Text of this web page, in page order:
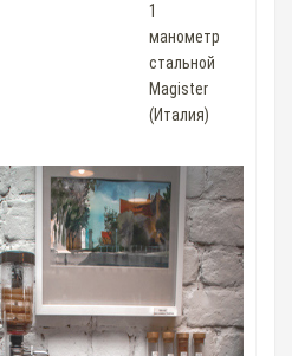
1
манометр
стальной
Magister
(Италия)